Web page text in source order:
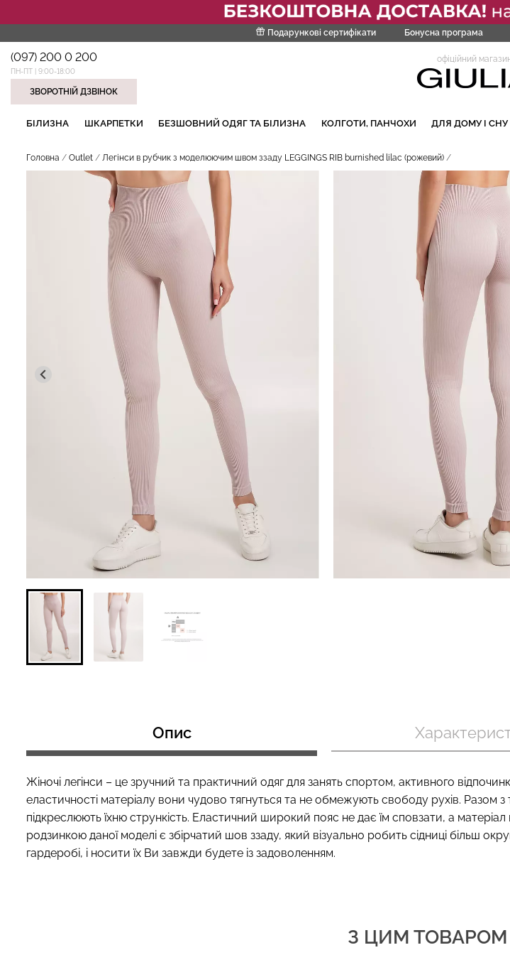
Подарункові сертифікати Бонусна програма
(097) 200 0 200
ПН-ПТ | 9:00-18:00
ЗВОРОТНІЙ ДЗВІНОК
офіційний
БІЛИЗНА ШКАРПЕТКИ БЕЗШОВНИЙ ОДЯГ ТА БІЛИЗНА КОЛГОТИ, ПАНЧОХИ ДЛЯ ДОМУ І СНУ
Головна Outlet Легінси в рубчик з моделюючим швом ззаду LEGGINGS RIB burnished lilac (рожевий)
Опис
Жіночі легінси – це зручний та практичний одяг для занять спортом, активного
еластичності матеріалу вони чудово тягнуться та не обмежують свободу рухів. Разом з
підкреслюють їхню стрункість. Еластичний широкий пояс не дає їм сповзати, а
родзинкою даної моделі є збірчатий шов ззаду, який візуально робить сідниці більш
гардеробі, і носити їх Ви завжди будете із задоволенням.
З ЦИМ
НАШІ ТРЕНДОВІ ТОВАРИ
Безшовні легінси з
мікрофібри LEGGINGS 02
(чорний) Giulia
Безшовні бразиліана з
легкою корекцією BRASILIAN
SHAPEWEAR black (чорний)
Giulia
258 грн.
Велосипедки з
талією TRACKS 01
384 грн.549 грн.
299 грн.499 грн.
299 грн.499 грн.
CAMI TOP (білий)
279 грн.399 грн.